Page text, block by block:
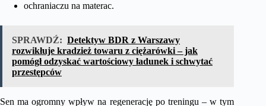
ochraniaczu na materac.
SPRAWDŹ: Detektyw BDR z Warszawy
rozwikłuje kradzież towaru z ciężarówki – jak
pomógł odzyskać wartościowy ładunek i schwytać
przestępców
Sen ma ogromny wpływ na regenerację po treningu – w tym